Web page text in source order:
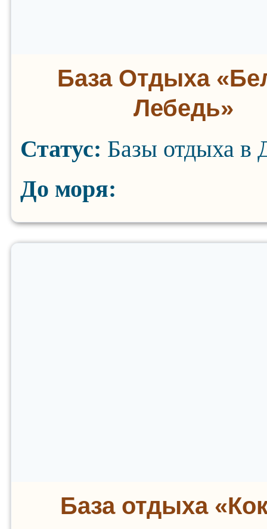
База Отдыха
Лебедь»
Статус: Базы отдыха в
До моря:
База отдыха